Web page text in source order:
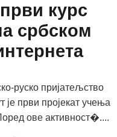
курс
србском
руско пријатељство
је први пројекат учења
ове активност�....